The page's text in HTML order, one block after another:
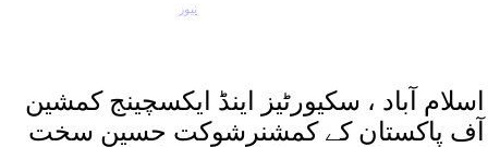
اسلام آباد ، سکیورٹیز اینڈ ایکسچینج کمشین
آف پاکستان کے کمشنرشوکت حسین سخت